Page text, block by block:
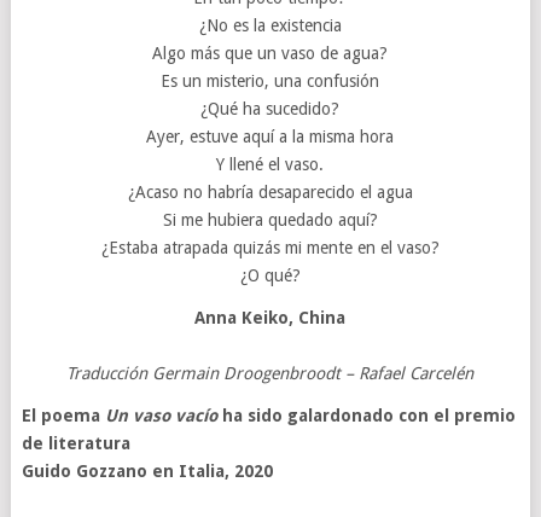
¿No es la existencia
Algo más que un vaso de agua?
Es un misterio, una confusión
¿Qué ha sucedido?
Ayer, estuve aquí a la misma hora
Y llené el vaso.
¿Acaso no habría desaparecido el agua
Si me hubiera quedado aquí?
¿Estaba atrapada quizás mi mente en el vaso?
¿O qué?
Anna Keiko, China
Traducción Germain Droogenbroodt – Rafael Carcelén
El poema Un vaso vacíoha sido galardonado con el premio
de literatura
Guido Gozzano en Italia, 2020